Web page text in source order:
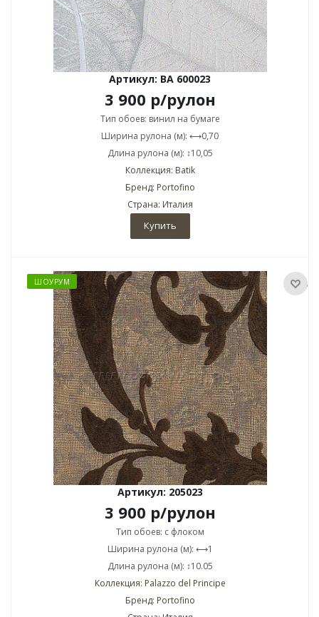
Артикул: BA 600023
3 900 р/рулон
Тип обоев: винил на бумаге
Ширина рулона (м): ⟷0,70
Длина рулона (м): ↕10,05
Коллекция: Batik
Бренд: Portofino
Страна: Италия
Купить
ШОУРУМ
Артикул: 205023
3 900 р/рулон
Тип обоев: с флоком
Ширина рулона (м): ⟷1
Длина рулона (м): ↕10.05
Коллекция: Palazzo del Principe
Бренд: Portofino